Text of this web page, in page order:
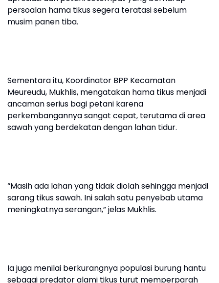
persoalan hama tikus segera teratasi sebelum
musim panen tiba.
Sementara itu, Koordinator BPP Kecamatan
Meureudu, Mukhlis, mengatakan hama tikus menjadi
ancaman serius bagi petani karena
perkembangannya sangat cepat, terutama di area
sawah yang berdekatan dengan lahan tidur.
“Masih ada lahan yang tidak diolah sehingga menjadi
sarang tikus sawah. Ini salah satu penyebab utama
meningkatnya serangan,” jelas Mukhlis.
Ia juga menilai berkurangnya populasi burung hantu
sebagai predator alami tikus turut memperparah